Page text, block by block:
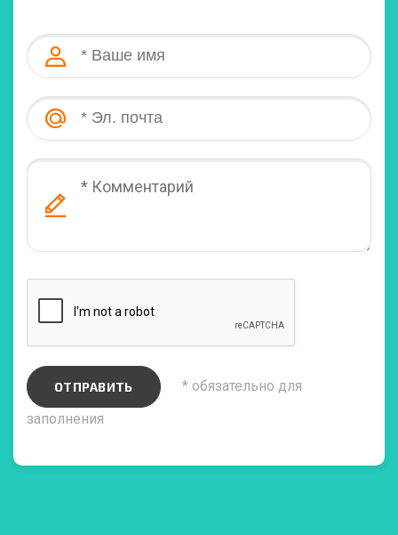
ОТПРАВИТЬ
* обязательно для
заполнения